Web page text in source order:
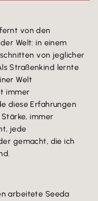
von den
Welt: in einem
von jeglicher
Straßenkind lernte
Welt
immer
diese Erfahrungen
immer
jede
gemacht, die ich
arbeitete Seeda